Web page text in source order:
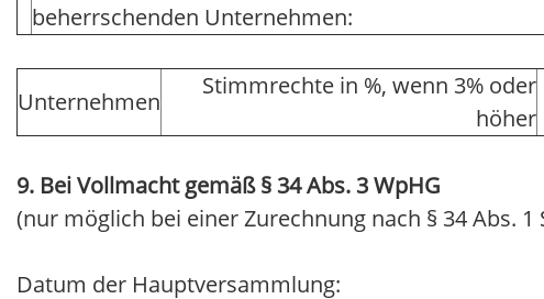
beherrschenden Unternehmen:
Unternehmen
Stimmrechte in %, wenn 3% oder
höher
9. Bei Vollmacht gemäß § 34 Abs. 3 WpHG
(nur möglich bei einer Zurechnung nach § 34 Abs. 1
Datum der Hauptversammlung: